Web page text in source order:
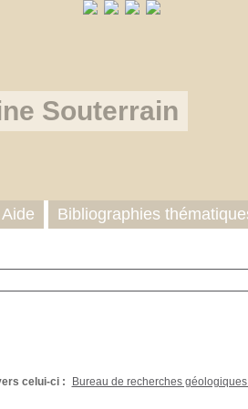
Souterrain
celui-ci : Bureau de recherches
Aide Bibliographies